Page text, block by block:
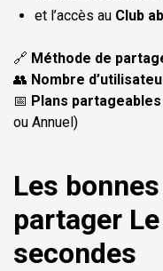
et l’accès au Club
🔗 Méthode de
👥 Nombre
📅 Plans
ou Annuel)
Les
partager
secondes